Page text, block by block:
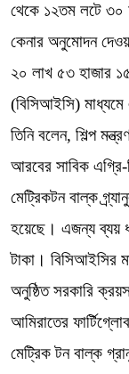
থেকে ১২তম লটে ৩০
কেনার অনুমোদন
২০ লাখ ৫৩ হাজার
(বিসিআইসি)
তিনি বলেন, শিল্প
আরবের সাবিক
মেট্রিকটন বাল্ক
হয়েছে। এজন্য ব্যয়
টাকা। বিসিআইসির
অনুষ্ঠিত সরকারি
আমিরাতের
মেট্রিক টন বাল্ক